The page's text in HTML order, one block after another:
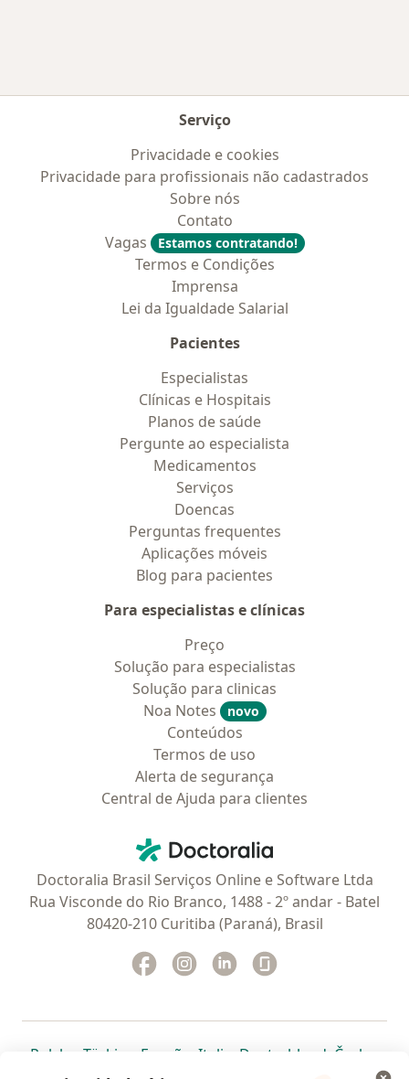
Serviço
Privacidade e cookies
Privacidade para profissionais não cadastrados
Sobre nós
Contato
Vagas
Estamos contratando!
Termos e Condições
Imprensa
Lei da Igualdade Salarial
Pacientes
Especialistas
Clínicas e Hospitais
Planos de saúde
Pergunte ao especialista
Medicamentos
Serviços
Doencas
Perguntas frequentes
Aplicações móveis
Blog para pacientes
Para especialistas e clínicas
Preço
Solução para especialistas
Solução para clinicas
Noa Notes
novo
Conteúdos
Termos de uso
Alerta de segurança
Central de Ajuda para clientes
Doctoralia - Homepage
Doctoralia Brasil Serviços Online e Software Ltda
Rua Visconde do Rio Branco, 1488 - 2º andar - Batel
80420-210 Curitiba (Paraná), Brasil
Facebook
abre num novo separador
Instagram
abre num novo separador
Linkedin
abre num novo
Polska abre num novo separador
Türkiye abre num novo separador
España abre num novo separador
Italia abre num novo
Deutschlandabre num
Česko